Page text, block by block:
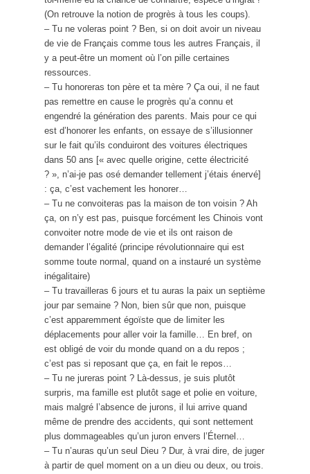
(On retrouve la notion de progrès à tous les coups).
– Tu ne voleras point ? Ben, si on doit avoir un niveau
de vie de Français comme tous les autres Français, il
y a peut-être un moment où l’on pille certaines
ressources.
– Tu honoreras ton père et ta mère ? Ça oui, il ne faut
pas remettre en cause le progrès qu’a connu et
engendré la génération des parents. Mais pour ce qui
est d’honorer les enfants, on essaye de s’illusionner
sur le fait qu’ils conduiront des voitures électriques
dans 50 ans [« avec quelle origine, cette électricité
? », n’ai-je pas osé demander tellement j’étais énervé]
: ça, c’est vachement les honorer…
– Tu ne convoiteras pas la maison de ton voisin ? Ah
ça, on n’y est pas, puisque forcément les Chinois vont
convoiter notre mode de vie et ils ont raison de
demander l’égalité (principe révolutionnaire qui est
somme toute normal, quand on a instauré un système
inégalitaire)
– Tu travailleras 6 jours et tu auras la paix un septième
jour par semaine ? Non, bien sûr que non, puisque
c’est apparemment égoïste que de limiter les
déplacements pour aller voir la famille… En bref, on
est obligé de voir du monde quand on a du repos ;
c’est pas si reposant que ça, en fait le repos…
– Tu ne jureras point ? Là-dessus, je suis plutôt
surpris, ma famille est plutôt sage et polie en voiture,
mais malgré l’absence de jurons, il lui arrive quand
même de prendre des accidents, qui sont nettement
plus dommageables qu’un juron envers l’Éternel…
– Tu n’auras qu’un seul Dieu ? Dur, à vrai dire, de juger
à partir de quel moment on a un dieu ou deux, ou trois.